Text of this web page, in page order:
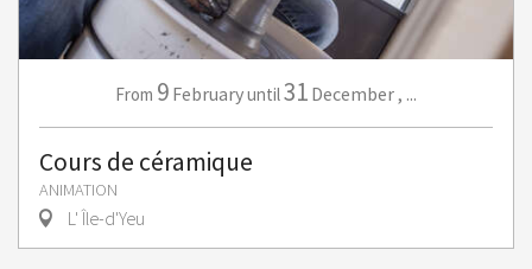
From 9 Februaryuntil31 December, ...
Cours de céramique
ANIMATION
L' Île-d'Yeu